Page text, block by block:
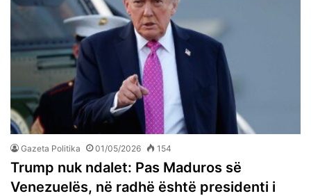
Gazeta Politika 01/05/2026 154
Trump nuk ndalet: Pas Maduros së
Venezuelës, në radhë është presidenti i